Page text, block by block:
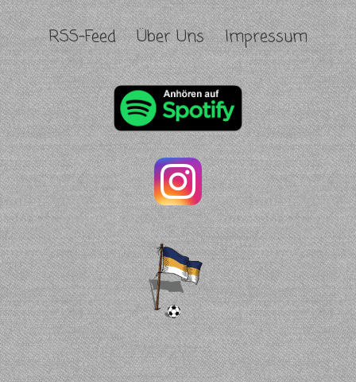
RSS-Feed Über Uns Impressum